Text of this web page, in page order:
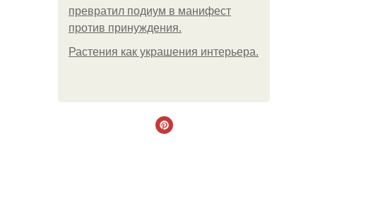
превратил подиум в манифест
против принуждения.
Растения как украшения интерьера.